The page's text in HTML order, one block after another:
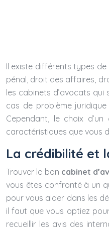
Il existe différents types
pénal, droit des affaires,
les cabinets d’avocats
cas de problème
Cependant, le choix
caractéristiques que vous
La crédibilité et
Trouver le bon cabinet
vous êtes confronté à un
pour vous aider dans les
il faut que vous optiez
recueillir les avis des